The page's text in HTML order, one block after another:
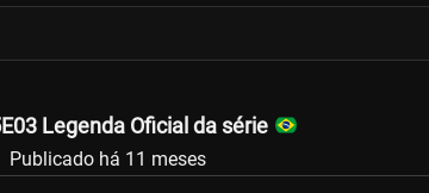
Legenda Oficial da série
Publicado há 11 meses